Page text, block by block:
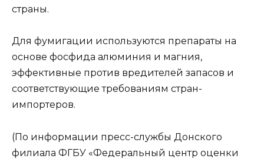
страны.
Для фумигации используются препараты на
основе фосфида алюминия и магния,
эффективные против вредителей запасов и
соответствующие требованиям стран-
импортеров.
(По информации пресс-службы Донского
филиала ФГБУ «Федеральный центр оценки